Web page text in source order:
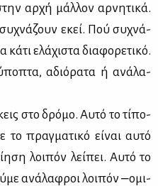
αρ­χή μάλ­λον αρ­νη­τι­κά.
εκεί. Πού συ­χνά­
ελά­χι­στα δια­φο­ρε­τι­κό.
αδιό­ρα­τα ή ανά­λα­
στο δρό­μο. Αυ­τό το τί­πο­
το πραγ­μα­τι­κό εί­ναι αυ­τό
λοι­πόν λεί­πει. Αυ­τό το
ανά­λα­φροι λοι­πόν ‒ομι­